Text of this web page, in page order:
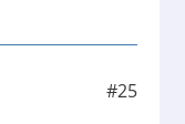
#25